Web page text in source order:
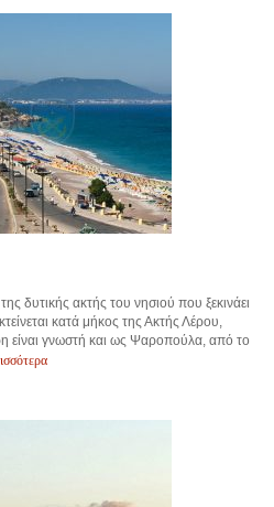
δυτικής ακτής του νησιού που ξεκινάει
κατά μήκος της Ακτής Λέρου,
είναι γνωστή και ως Ψαροπούλα, από το